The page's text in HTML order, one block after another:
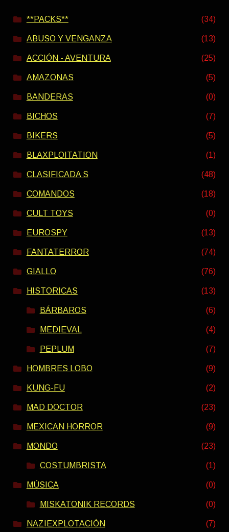
**PACKS** (34)
ABUSO Y VENGANZA (13)
ACCIÓN - AVENTURA (25)
AMAZONAS (5)
BANDERAS (0)
BICHOS (7)
BIKERS (5)
BLAXPLOITATION (1)
CLASIFICADA S (48)
COMANDOS (18)
CULT TOYS (0)
EUROSPY (13)
FANTATERROR (74)
GIALLO (76)
HISTORICAS (13)
BÁRBAROS (6)
MEDIEVAL (4)
PEPLUM (7)
HOMBRES LOBO (9)
KUNG-FU (2)
MAD DOCTOR (23)
MEXICAN HORROR (9)
MONDO (23)
COSTUMBRISTA (1)
MÚSICA (0)
MISKATONIK RECORDS (0)
NAZIEXPLOTACIÓN (7)